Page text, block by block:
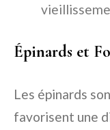
Épinards et
Les épinards
favorisent une